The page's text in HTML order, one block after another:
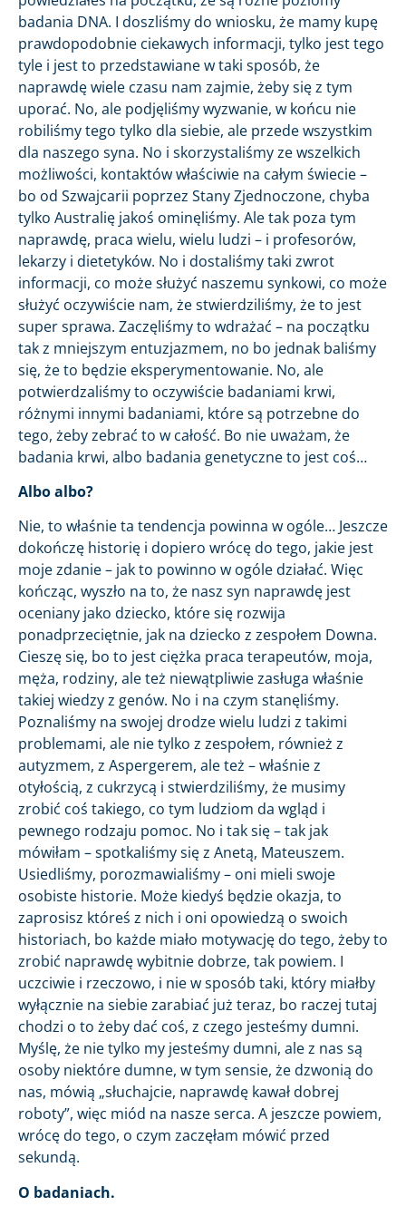
badania DNA. I doszliśmy do wniosku, że mamy kupę
prawdopodobnie ciekawych informacji, tylko jest tego
tyle i jest to przedstawiane w taki sposób, że
naprawdę wiele czasu nam zajmie, żeby się z tym
uporać. No, ale podjęliśmy wyzwanie, w końcu nie
robiliśmy tego tylko dla siebie, ale przede wszystkim
dla naszego syna. No i skorzystaliśmy ze wszelkich
możliwości, kontaktów właściwie na całym świecie –
bo od Szwajcarii poprzez Stany Zjednoczone, chyba
tylko Australię jakoś ominęliśmy. Ale tak poza tym
naprawdę, praca wielu, wielu ludzi – i profesorów,
lekarzy i dietetyków. No i dostaliśmy taki zwrot
informacji, co może służyć naszemu synkowi, co może
służyć oczywiście nam, że stwierdziliśmy, że to jest
super sprawa. Zaczęliśmy to wdrażać – na początku
tak z mniejszym entuzjazmem, no bo jednak baliśmy
się, że to będzie eksperymentowanie. No, ale
potwierdzaliśmy to oczywiście badaniami krwi,
różnymi innymi badaniami, które są potrzebne do
tego, żeby zebrać to w całość. Bo nie uważam, że
badania krwi, albo badania genetyczne to jest coś…
Albo albo?
Nie, to właśnie ta tendencja powinna w ogóle… Jeszcze
dokończę historię i dopiero wrócę do tego, jakie jest
moje zdanie – jak to powinno w ogóle działać. Więc
kończąc, wyszło na to, że nasz syn naprawdę jest
oceniany jako dziecko, które się rozwija
ponadprzeciętnie, jak na dziecko z zespołem Downa.
Cieszę się, bo to jest ciężka praca terapeutów, moja,
męża, rodziny, ale też niewątpliwie zasługa właśnie
takiej wiedzy z genów. No i na czym stanęliśmy.
Poznaliśmy na swojej drodze wielu ludzi z takimi
problemami, ale nie tylko z zespołem, również z
autyzmem, z Aspergerem, ale też – właśnie z
otyłością, z cukrzycą i stwierdziliśmy, że musimy
zrobić coś takiego, co tym ludziom da wgląd i
pewnego rodzaju pomoc. No i tak się – tak jak
mówiłam – spotkaliśmy się z Anetą, Mateuszem.
Usiedliśmy, porozmawialiśmy – oni mieli swoje
osobiste historie. Może kiedyś będzie okazja, to
zaprosisz któreś z nich i oni opowiedzą o swoich
historiach, bo każde miało motywację do tego, żeby to
zrobić naprawdę wybitnie dobrze, tak powiem. I
uczciwie i rzeczowo, i nie w sposób taki, który miałby
wyłącznie na siebie zarabiać już teraz, bo raczej tutaj
chodzi o to żeby dać coś, z czego jesteśmy dumni.
Myślę, że nie tylko my jesteśmy dumni, ale z nas są
osoby niektóre dumne, w tym sensie, że dzwonią do
nas, mówią „słuchajcie, naprawdę kawał dobrej
roboty”, więc miód na nasze serca. A jeszcze powiem,
wrócę do tego, o czym zaczęłam mówić przed
sekundą.
O badaniach.